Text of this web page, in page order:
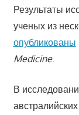
Результаты
ученых из
опубликованы
Medicine.
В